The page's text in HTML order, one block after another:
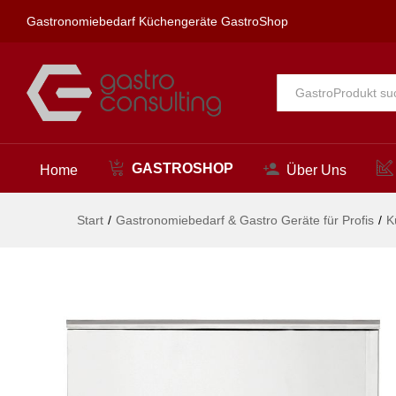
Gastronomiebedarf Küchengeräte GastroShop
Alle
Home GASTROSHOP Über Uns
Start / Gastronomiebedarf & Gastro Geräte für Profis /
Beschreibung